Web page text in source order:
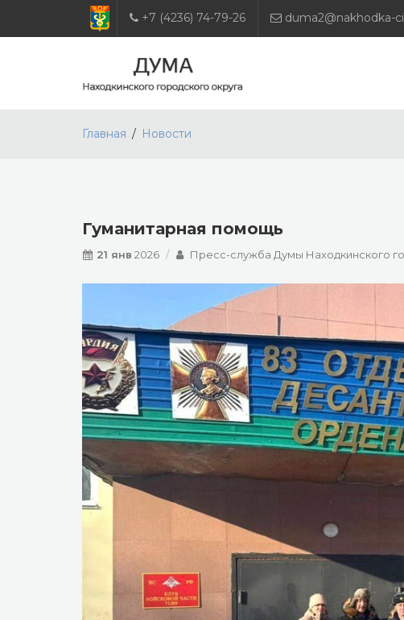
+7 (4236) 74-79-26 duma2@nakhodka-
Главная Новости
Гуманитарная помощь
21 янв 2026 Пресс-служба Думы Находкинского